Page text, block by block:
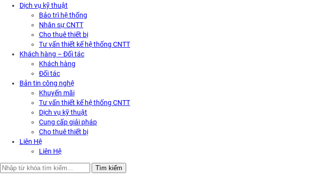
Dịch vụ kỹ thuật
Bảo trì hệ thống
Nhân sự CNTT
Cho thuê thiết bị
Tư vấn thiết kế hệ thống CNTT
Khách hàng – Đối tác
Khách hàng
Đối tác
Bản tin công nghệ
Khuyến mãi
Tư vấn thiết kế hệ thống CNTT
Dịch vụ kỹ thuật
Cung cấp giải pháp
Cho thuê thiết bị
Liên Hệ
Liên Hệ
Search
Tìm kiếm